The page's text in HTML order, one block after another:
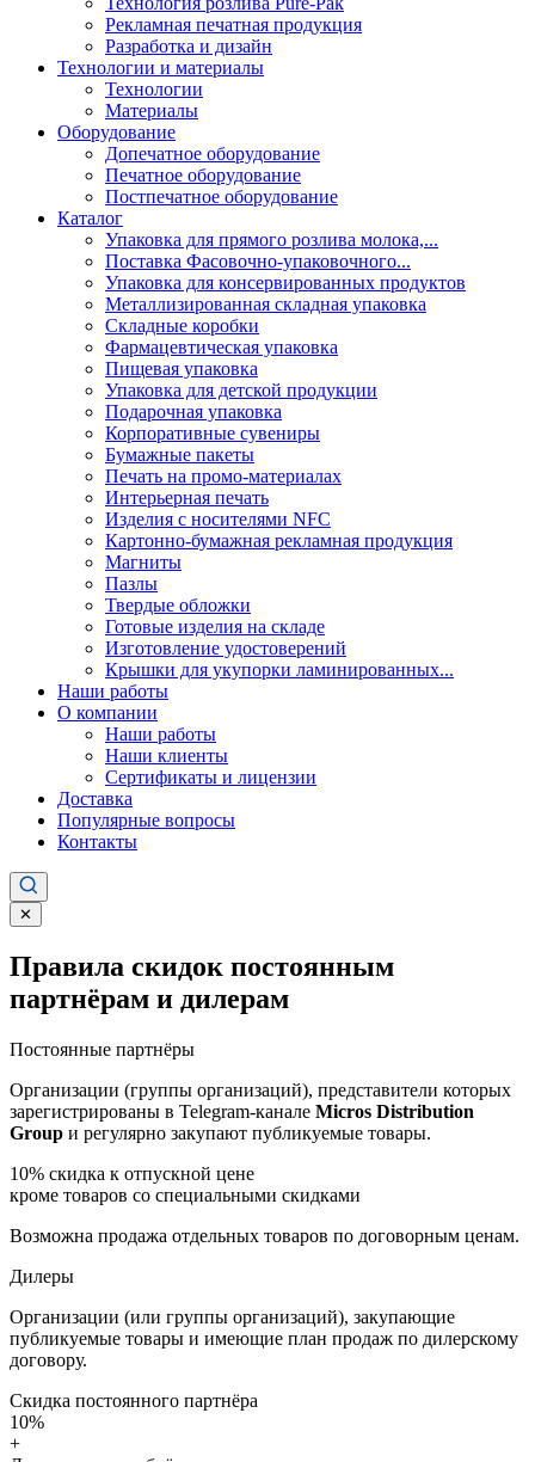
Рекламная печатная продукция
Разработка и дизайн
Технологии и материалы
Технологии
Материалы
Оборудование
Допечатное оборудование
Печатное оборудование
Постпечатное оборудование
Каталог
Упаковка для прямого розлива молока,...
Поставка Фасовочно-упаковочного...
Упаковка для консервированных продуктов
Металлизированная складная упаковка
Складные коробки
Фармацевтическая упаковка
Пищевая упаковка
Упаковка для детской продукции
Подарочная упаковка
Корпоративные сувениры
Бумажные пакеты
Печать на промо-материалах
Интерьерная печать
Изделия с носителями NFC
Картонно-бумажная рекламная продукция
Магниты
Пазлы
Твердые обложки
Готовые изделия на складе
Изготовление удостоверений
Крышки для укупорки ламинированных...
Наши работы
О компании
Наши работы
Наши клиенты
Сертификаты и лицензии
Доставка
Популярные вопросы
Контакты
✕
Правила скидок постоянным
партнёрам и дилерам
Постоянные партнёры
Организации (группы организаций), представители которых
зарегистрированы в Telegram-канале Micros Distribution
Group и регулярно закупают публикуемые товары.
10% скидка к отпускной цене
кроме товаров со специальными скидками
Возможна продажа отдельных товаров по договорным ценам.
Дилеры
Организации (или группы организаций), закупающие
публикуемые товары и имеющие план продаж по дилерскому
договору.
Скидка постоянного партнёра
10%
+